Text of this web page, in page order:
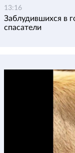
13:16
Заблудившихся в
спасатели